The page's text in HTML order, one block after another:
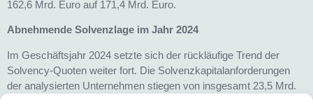
162,6 Mrd. Euro auf 171,4 Mrd. Euro.
Abnehmende Solvenzlage im Jahr 2024
Im Geschäftsjahr 2024 setzte sich der rückläufige Trend der
Solvency-Quoten weiter fort. Die Solvenzkapitalanforderungen
der analysierten Unternehmen stiegen von insgesamt 23,5 Mrd.